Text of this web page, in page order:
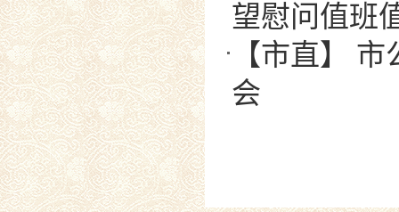
望慰问值班
【市直】
会